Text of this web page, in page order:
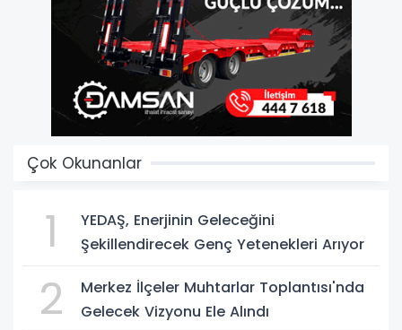
Çok Okunanlar
1
YEDAŞ, Enerjinin Geleceğini
Şekillendirecek Genç Yetenekleri Arıyor
2
Merkez İlçeler Muhtarlar Toplantısı'nda
Gelecek Vizyonu Ele Alındı